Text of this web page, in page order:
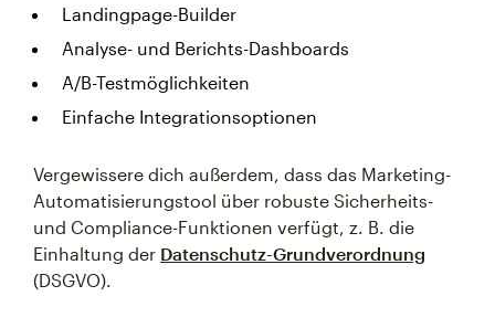
Landingpage-Builder
Analyse- und Berichts-Dashboards
A/B-Testmöglichkeiten
Einfache Integrationsoptionen
Vergewissere dich außerdem, dass das Marketing-
Automatisierungstool über robuste Sicherheits-
und Compliance-Funktionen verfügt, z. B. die
Einhaltung der Datenschutz-Grundverordnung
(DSGVO).